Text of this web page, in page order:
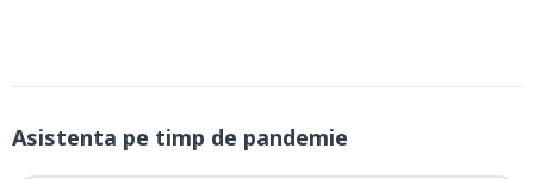
Asistenta pe timp de pandemie